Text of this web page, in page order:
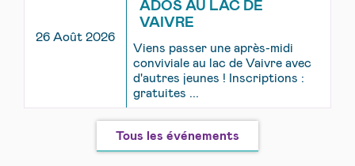
26 Août 2026
ADOS AU LAC DE
VAIVRE
Viens passer une après-midi
conviviale au lac de Vaivre avec
d'autres jeunes ! Inscriptions :
gratuites ...
Tous les événements